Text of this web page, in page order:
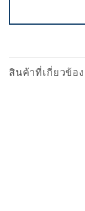
สินค้าที่เกี่ยวข้อง